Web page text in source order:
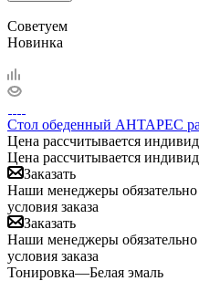
Советуем
Новинка
Стол обеденный АНТАРЕС
Цена рассчитывается
Цена рассчитывается
Заказать
Наши менеджеры
условия заказа
Заказать
Наши менеджеры
условия заказа
Тонировка—Белая эмаль